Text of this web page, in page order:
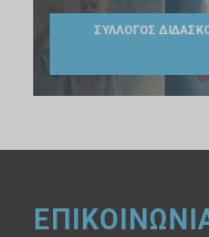
ΣΥΛΛΟΓΟΣ